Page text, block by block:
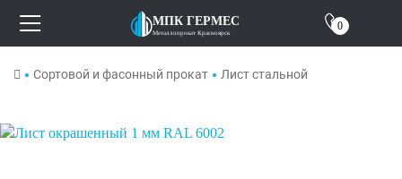
Отзывы
МПК ГЕРМЕС
Металлопрокат Красноярск
0
Сортовой и фасонный прокат Лист стальной